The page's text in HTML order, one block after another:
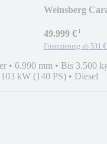
Weinsberg
49.999 €¹
Finanzierung ab 531 €
• 6.990 mm • Bis 3.500
103 kW (140 PS) • Diesel